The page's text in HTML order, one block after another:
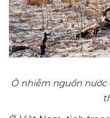
Ô nhiễm nguồn